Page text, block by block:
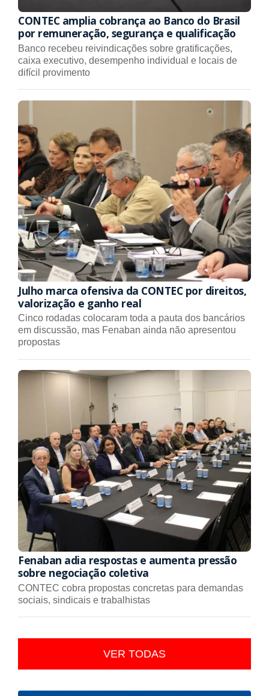
CONTEC amplia cobrança ao Banco do Brasil
por remuneração, segurança e qualificação
Banco recebeu reivindicações sobre gratificações,
caixa executivo, desempenho individual e locais de
difícil provimento
Julho marca ofensiva da CONTEC por direitos,
valorização e ganho real
Cinco rodadas colocaram toda a pauta dos bancários
em discussão, mas Fenaban ainda não apresentou
propostas
Fenaban adia respostas e aumenta pressão
sobre negociação coletiva
CONTEC cobra propostas concretas para demandas
sociais, sindicais e trabalhistas
VER TODAS